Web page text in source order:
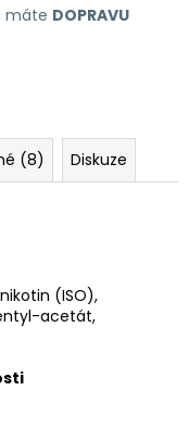
máte DOPRAVU
(8) Diskuze
(ISO),
acetát,